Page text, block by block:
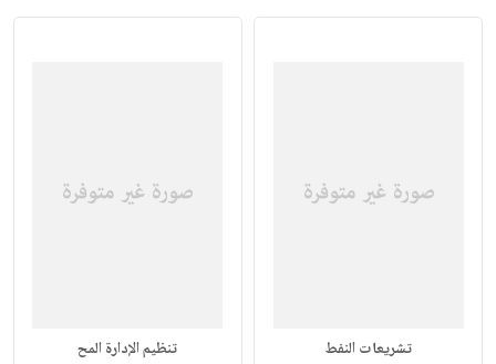
تشريعات النفط تنظيم الإدارة المح